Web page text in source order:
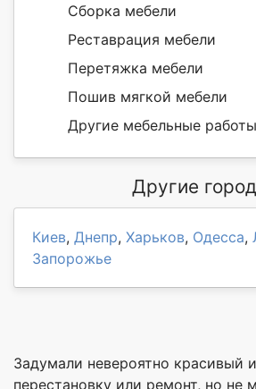
Сборка мебели
Реставрация мебели
Перетяжка мебели
Пошив мягкой мебели
Другие мебельные работы
Другие
Киев, Днепр, Харьков, Одесса,
Запорожье
Задумали невероятно красивый
перестановку или ремонт, но не